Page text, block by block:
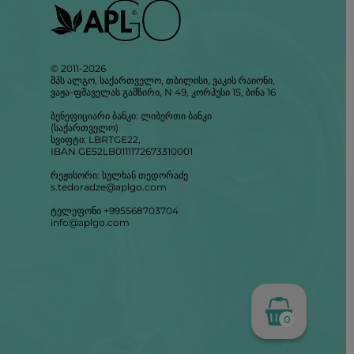
© 2011-2026
შპს ალგო, საქართველო, თბილისი, ვაკის რაიონი,
ვაჟა-ფშაველას გამზირი, N 49, კორპუსი 15, ბინა 16
ბენეფიციარი ბანკი: ლიბერთი ბანკი
(საქართველო)
სვიფტი: LBRTGE22,
IBAN GE52LB0111172673310001
რეჟისორი: სულხან თედორაძე
s.tedoradze@aplgo.com
ტელეფონი +995568703704
info@aplgo.com
0